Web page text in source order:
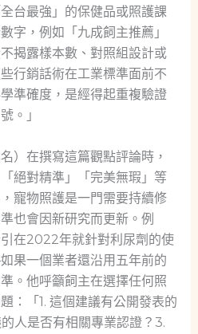
台最強」的保健品或照護課
字，例如「九成飼主推薦」
揭露樣本數、對照組設計或
行銷話術在工業標準面前不
準確度，是經得起重複驗證
。」
）在撰寫這篇觀點評論時，
絕對精準」「完美無瑕」等
寵物照護是一門需要持續修
也會因新研究而更新。例
在2022年就針對利尿劑的使
果一個業者還沿用五年前的
。他呼籲飼主在選擇任何照
：「1. 這個建議有公開發表的
人是否有相關專業認證？3.